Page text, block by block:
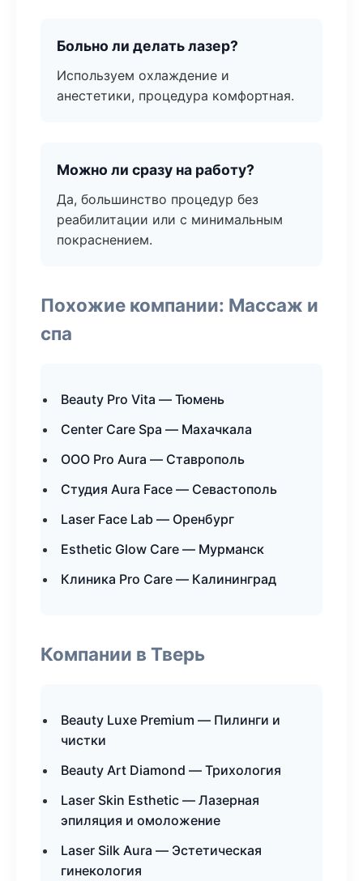
Больно ли делать лазер?
Используем охлаждение и
анестетики, процедура комфортная.
Можно ли сразу на работу?
Да, большинство процедур без
реабилитации или с минимальным
покраснением.
Похожие компании: Массаж и
спа
Beauty Pro Vita — Тюмень
Center Care Spa — Махачкала
ООО Pro Aura — Ставрополь
Студия Aura Face — Севастополь
Laser Face Lab — Оренбург
Esthetic Glow Care — Мурманск
Клиника Pro Care — Калининград
Компании в Тверь
Beauty Luxe Premium — Пилинги и
чистки
Beauty Art Diamond — Трихология
Laser Skin Esthetic — Лазерная
эпиляция и омоложение
Laser Silk Aura — Эстетическая
гинекология